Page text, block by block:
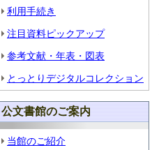
利用手続き
注目資料ピックアップ
参考文献・年表・図表
とっとりデジタルコレクション
公文書館のご案内
当館のご紹介